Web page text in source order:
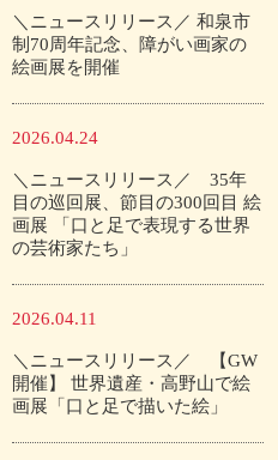
＼ニュースリリース／ 和泉市
制70周年記念、障がい画家の
絵画展を開催
2026.04.24
＼ニュースリリース／ 35年
目の巡回展、節目の300回目 絵
画展 「口と足で表現する世界
の芸術家たち」
2026.04.11
＼ニュースリリース／ 【GW
開催】 世界遺産・高野山で絵
画展「口と足で描いた絵」